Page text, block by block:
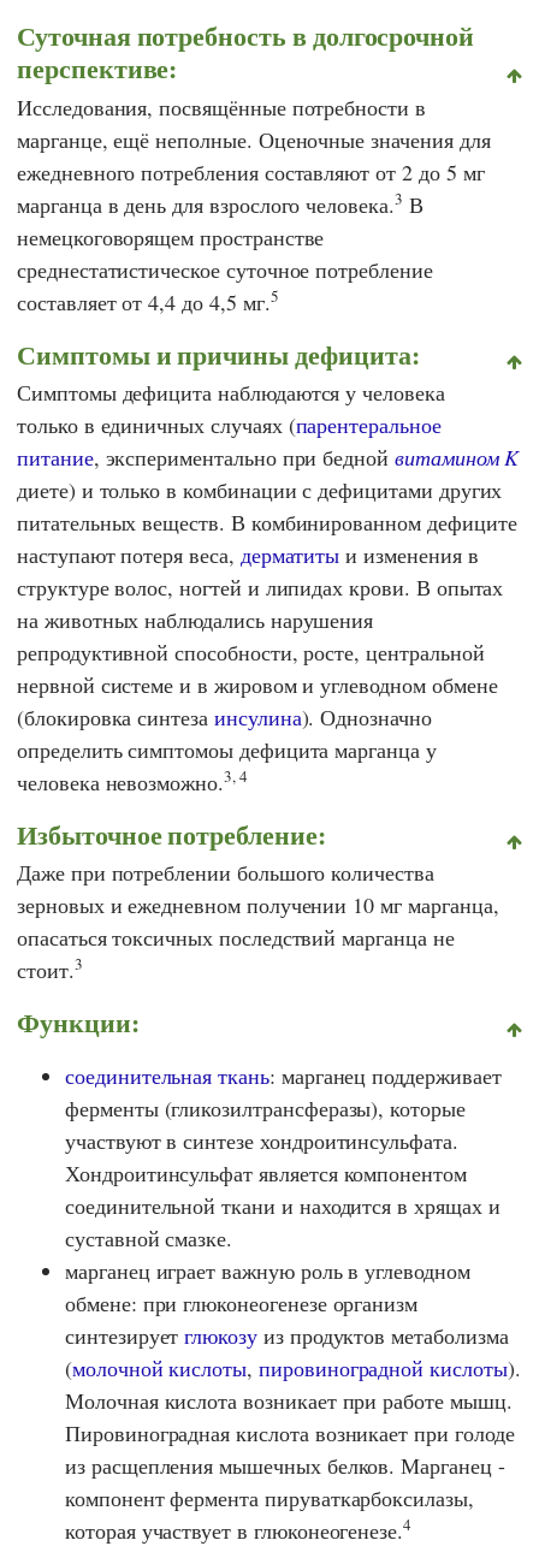
Суточная потребность в долгосрочной
перспективе:
Исследования, посвящённые потребности в
марганце, ещё неполные. Оценочные значения для
ежедневного потребления составляют от 2 до 5 мг
марганца в день для взрослого человека.3 В
немецкоговорящем пространстве
среднестатистическое суточное потребление
составляет от 4,4 до 4,5 мг.5
Симптомы и причины дефицита:
Симптомы дефицита наблюдаются у человека
только в единичных случаях (парентеральное
питание, экспериментально при беднойвитамином K
диете) и только в комбинации с дефицитами других
питательных веществ. В комбинированном дефиците
наступают потеря веса, дерматиты и изменения в
структуре волос, ногтей и липидах крови. В опытах
на животных наблюдались нарушения
репродуктивной способности, росте, центральной
нервной системе и в жировом и углеводном обмене
(блокировка синтеза инсулина). Однозначно
определить симптомоы дефицита марганца у
человека невозможно.3, 4
Избыточное потребление:
Даже при потреблении большого количества
зерновых и ежедневном получении 10 мг марганца,
опасаться токсичных последствий марганца не
стоит.3
Функции:
соединительная ткань: марганец поддерживает
ферменты (гликозилтрансферазы), которые
участвуют в синтезе хондроитинсульфата.
Хондроитинсульфат является компонентом
соединительной ткани и находится в хрящах и
суставной смазке.
марганец играет важную роль в углеводном
обмене: при глюконеогенезе организм
синтезируетглюкозуиз продуктов метаболизма
(молочной кислоты, пировиноградной кислоты).
Молочная кислота возникает при работе мышц.
Пировиноградная кислота возникает при голоде
из расщепления мышечных белков. Марганец -
компонент фермента пируваткарбоксилазы,
которая участвует в глюконеогенезе.4